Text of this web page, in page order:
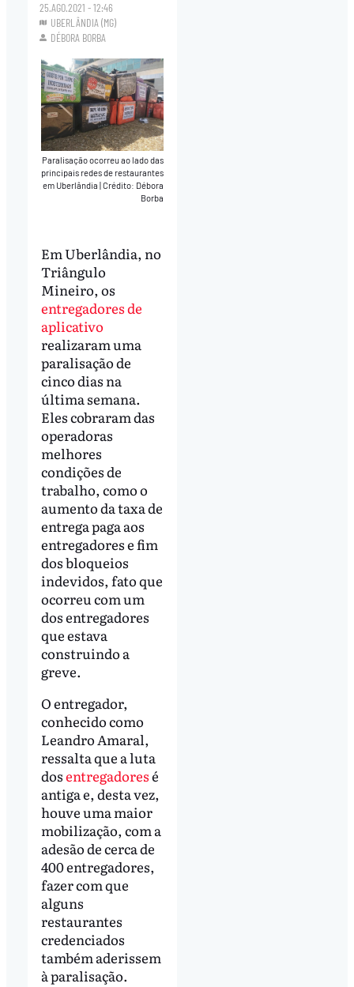
25.AGO.2021 - 12:46
UBERLÂNDIA (MG)
DÉBORA BORBA
Paralisação ocorreu ao lado das
principais redes de restaurantes
em Uberlândia|Crédito: Débora
Borba
Em Uberlândia, no
Triângulo
Mineiro, os
entregadores de
aplicativo
realizaram uma
paralisação de
cinco dias na
última semana.
Eles cobraram das
operadoras
melhores
condições de
trabalho, como o
aumento da taxa de
entrega paga aos
entregadores e fim
dos bloqueios
indevidos, fato que
ocorreu com um
dos entregadores
que estava
construindo a
greve.
O entregador,
conhecido como
Leandro Amaral,
ressalta que a luta
dosentregadoresé
antiga e, desta vez,
houve uma maior
mobilização, com a
adesão de cerca de
400 entregadores,
fazer com que
alguns
restaurantes
credenciados
também aderissem
à paralisação.